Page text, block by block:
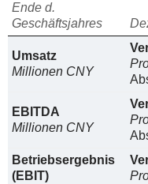
Ende d.
Geschäftsjahres
Umsatz
Millionen CNY
EBITDA
Millionen CNY
Betriebsergebnis
(EBIT)